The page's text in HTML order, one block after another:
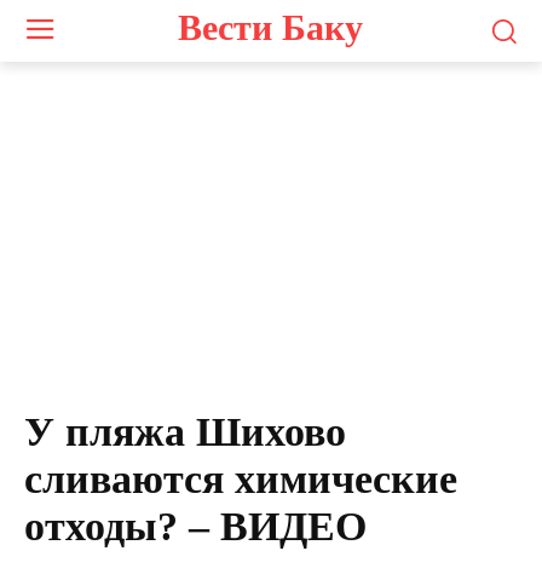
Вести Баку
У пляжа Шихово
сливаются химические
отходы? – ВИДЕО